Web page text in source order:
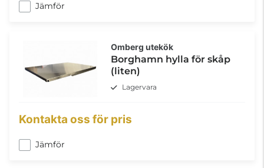
Jämför
Omberg utekök
Borghamn hylla för skåp
(liten)
Lagervara
Kontakta oss för pris
Jämför